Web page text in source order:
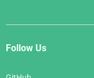
Follow Us